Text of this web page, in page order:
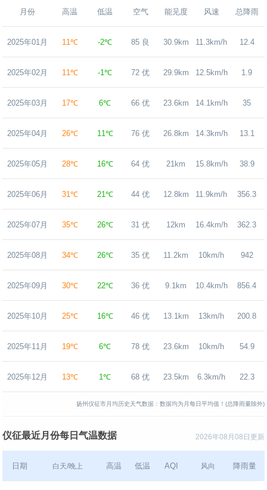
月份 高温 低温 空气 能见度 风速 总降雨
2025年01月 11℃ -2℃ 85 良 30.9km 11.3km/h 12.4
2025年02月 11℃ -1℃ 72 优 29.9km 12.5km/h 1.9
2025年03月 17℃ 6℃ 66 优 23.6km 14.1km/h 35
2025年04月 26℃ 11℃ 76 优 26.8km 14.3km/h 13.1
2025年05月 28℃ 16℃ 64 优 21km 15.8km/h 38.9
2025年06月 31℃ 21℃ 44 优 12.8km 11.9km/h 356.3
2025年07月 35℃ 26℃ 31 优 12km 16.4km/h 362.3
2025年08月 34℃ 26℃ 35 优 11.2km 10km/h 942
2025年09月 30℃ 22℃ 36 优 9.1km 10.4km/h 856.4
2025年10月 25℃ 16℃ 46 优 13.1km 13km/h 200.8
2025年11月 19℃ 6℃ 78 优 23.6km 10km/h 54.9
2025年12月 13℃ 1℃ 68 优 23.5km 6.3km/h 22.3
扬州仪征市月均历史天气数据：数据均为月每日平均值！(总降雨量除外)
2026年08月08日更新
仪征最近月份每日气温数据
日期 白天/晚上 高温 低温 AQI 风向 降雨量